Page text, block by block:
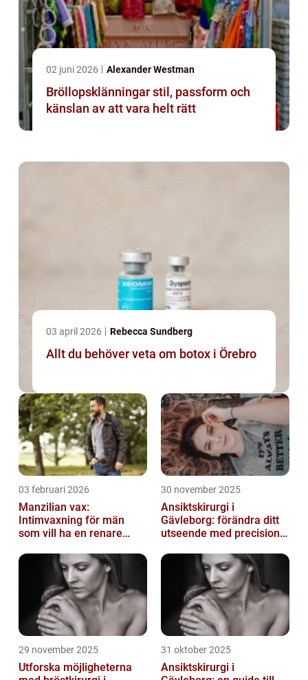
02 juni 2026 Alexander Westman
Bröllopsklänningar stil, passform och
känslan av att vara helt rätt
03 april 2026 Rebecca Sundberg
Allt du behöver veta om botox i Örebro
03 februari 2026
Manzilian vax:
Intimvaxning för män
som vill ha en renare
30 november 2025
Ansiktskirurgi i
Gävleborg: förändra ditt
utseende med precision
29 november 2025
Utforska möjligheterna
31 oktober 2025
Ansiktskirurgi i